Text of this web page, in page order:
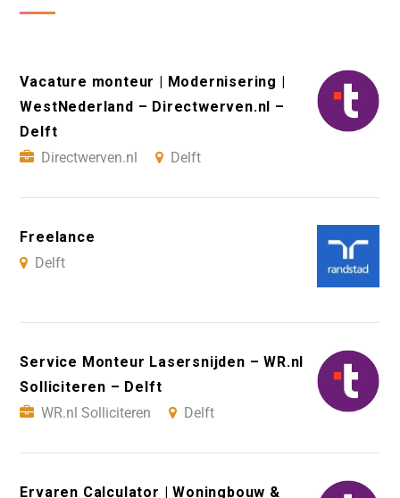
Vacature monteur | Modernisering |
WestNederland – Directwerven.nl –
Delft
Directwerven.nl
Delft
Freelance
Delft
Service Monteur Lasersnijden – WR.nl
Solliciteren – Delft
WR.nl Solliciteren
Delft
Ervaren Calculator | Woningbouw &